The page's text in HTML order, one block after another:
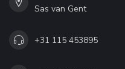
Sas van Gent
+31 115 453895